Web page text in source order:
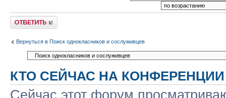
Ответить
Вернуться в Поиск однокласников и сослуживцев
КТО СЕЙЧАС НА КОНФЕРЕНЦИИ
Сейчас этот форум